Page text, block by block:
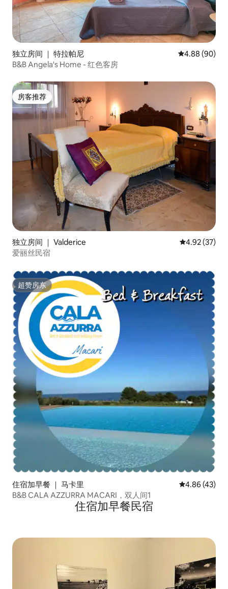
独立房间 ｜ 特拉帕尼 平均评分 4.88
4.88 (90)
B&B Angela's Home - 红色客房
房客推荐
房客推荐
独立房间 ｜ Valderice 平均评分
4.92 (37)
爱丽丝民宿
超赞房东
超赞房东
住宿加早餐 ｜ 马卡里 平均评分
4.86 (43)
B&B CALA AZZURRA MACARI，双人间1
住宿加早餐民宿